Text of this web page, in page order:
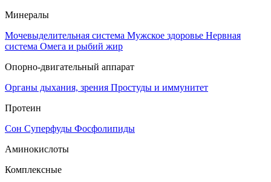
Минералы
Мочевыделительная система Мужское здоровье Нервная
система Омега и рыбий жир
Опорно-двигательный аппарат
Органы дыхания, зрения Простуды и иммунитет
Протеин
Сон Суперфуды Фосфолипиды
Аминокислоты
Комплексные